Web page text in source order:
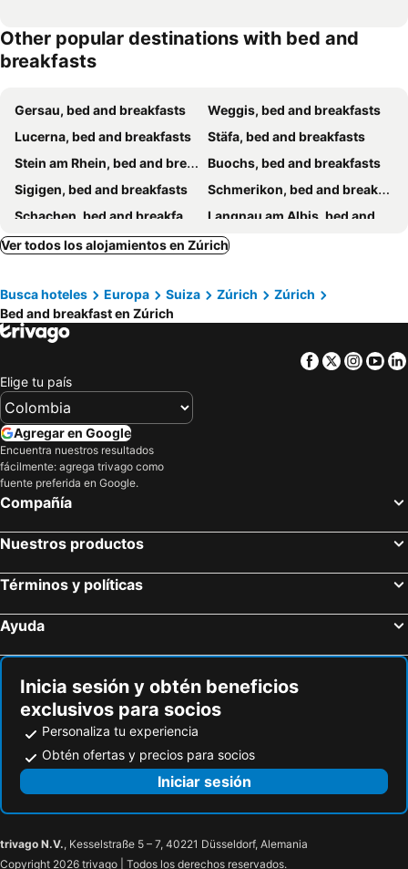
Other popular destinations with bed and
breakfasts
Gersau, bed and breakfasts
Weggis, bed and breakfasts
Lucerna, bed and breakfasts
Stäfa, bed and breakfasts
Stein am Rhein, bed and breakfasts
Buochs, bed and breakfasts
Sigigen, bed and breakfasts
Schmerikon, bed and breakfasts
Schachen, bed and breakfasts
Langnau am Albis, bed and breakfasts
Oberkirch, bed and breakfasts
Opfikon, bed and breakfasts
Degersheim, bed and breakfasts
Horgen, bed and breakfasts
Wohlen, bed and breakfasts
Ühlingen-Birkendorf, bed and breakfasts
Grüt, bed and breakfasts
Lütisburg, bed and breakfasts
Richterswil, bed and breakfasts
Menziken, bed and breakfasts
Bünzen, bed and breakfasts
Eglisau, bed and breakfasts
Bütschwil, bed and breakfasts
Ramsen, bed and breakfasts
Niederweningen, bed and breakfasts
Willerzell, bed and breakfasts
Waldshut-Tiengen, bed and breakfasts
Goldingen, bed and breakfasts
Brunnen, bed and breakfasts
Ver todos los alojamientos en Zúrich
Busca hoteles Europa Suiza Zúrich
Zúrich
Bed and breakfast en Zúrich
Facebook
Twitter
Elige tu país
Agregar en Google
Encuentra nuestros resultados
fácilmente: agrega trivago como
fuente preferida en Google.
Compañía
Nuestros productos
Términos y políticas
Ayuda
Inicia sesión y obtén beneficios
exclusivos para socios
Personaliza tu experiencia
Obtén ofertas y precios para socios
Iniciar sesión
trivago N.V., Kesselstraße 5 – 7, 40221 Düsseldorf, Alemania
Copyright 2026 trivago | Todos los derechos reservados.